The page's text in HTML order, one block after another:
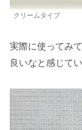
クリームタイプ
実際に使ってみ
良いなと感じてい